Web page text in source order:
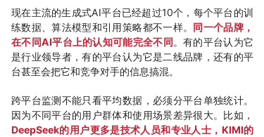
现在主流的生成式AI平台已经超过10个，每个平台的训
练数据、算法模型和引用策略都不一样。 同一个品牌，
在不同AI平台上的认知可能完全不同。有的平台认为它
是行业领导者，有的平台认为它是二线品牌，还有的平
台甚至会把它和竞争对手的信息搞混。
跨平台监测不能只看平均数据，必须分平台单独统计。
因为不同平台的用户群体和使用场景差异很大。比如，
DeepSeek的用户更多是技术人员和专业人士，KIMI的